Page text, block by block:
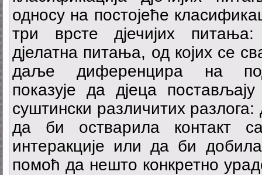
односу на постојеће
три врсте дјечијих
дјелатна питања, од којих се
даље диференцира на
показује да дјеца
суштински различитих
да би остварила контакт
интеракције или да би
помоћ да нешто конкретно